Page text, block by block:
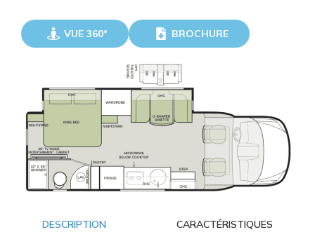
VUE 360° BROCHURE
TÉLÉCHARGER
DESCRIPTION CARACTÉRISTIQUES